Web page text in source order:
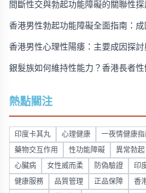
間斷性交與勃起功能障礙的關聯性
香港男性勃起功能障礙全面指南：
香港男性心理性陽痿：主要成因探
銀髮族如何維持性能力？香港長者
熱點關注
印度卡其丸 心理健康 一夜情健康指
藥物交互作用 性功能障礙 異常勃起
心臟病 女性威而柔 防偽驗證 印
健康服務 品質管理 正品保障 香